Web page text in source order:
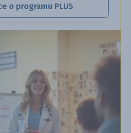
o programu PLUS